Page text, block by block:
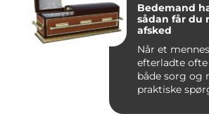
Bedemand
sådan får du
afsked
Når et
efterladte
både sorg og
praktiske